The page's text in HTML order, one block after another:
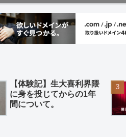
【体験記】生大喜利界隈
に身を投じてからの1年
間について。